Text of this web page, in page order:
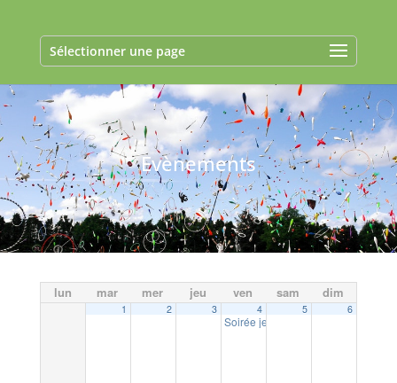
Sélectionner une page
Evènements
lun mar mer jeu ven sam dim
1 2 3 4
Soirée jeux à la bibliothèque
5 6